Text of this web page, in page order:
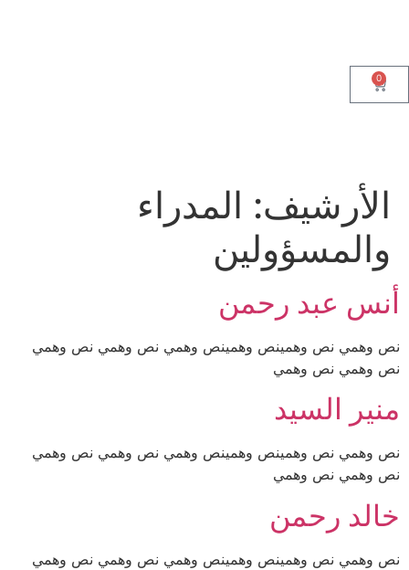
0
الأرشيف: المدراء
والمسؤولين
أنس عبد رحمن
نص وهمي نص وهمينص وهمينص وهمي نص وهمي نص وهمي
نص وهمي نص وهمي
منير السيد
نص وهمي نص وهمينص وهمينص وهمي نص وهمي نص وهمي
نص وهمي نص وهمي
خالد رحمن
نص وهمي نص وهمينص وهمينص وهمي نص وهمي نص وهمي